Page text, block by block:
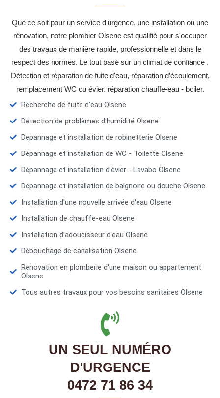
Que ce soit pour un service d'urgence, une installation ou une
rénovation, notre plombier Olsene est qualifié pour s'occuper
des travaux de manière rapide, professionnelle et dans le
respect des normes. Le tout basé sur un climat de confiance .
Détection et réparation de fuite d'eau, réparation d’écoulement,
remplacement WC ou évier, réparation chauffe-eau - boiler.
Recherche de fuite d’eau Olsene
Détection de problèmes d'humidité Olsene
Dépannage et installation de robinetterie Olsene
Dépannage et installation de WC - Toilette Olsene
Dépannage et installation d'évier - Lavabo Olsene
Dépannage et installation de baignoire ou douche Olsene
Installation d'une nouvelle arrivée d'eau Olsene
Installation de chauffe-eau Olsene
Installation d’adoucisseur d'eau Olsene
Débouchage de canalisation Olsene
Rénovation en plomberie d'une maison ou appartement
Olsene
Tous autres travaux pour vos besoins sanitaires Olsene
UN SEUL NUMÉRO
D'URGENCE
0472 71 86 34